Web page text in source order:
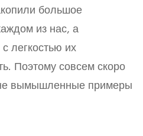
большое
из нас, а
легкостью их
Поэтому совсем скоро
вымышленные примеры